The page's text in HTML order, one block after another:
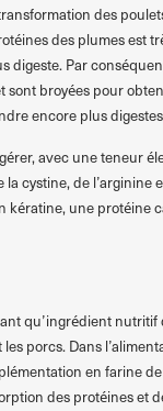
des
des plumes est
Par
broyées pour
encore plus
avec une teneur
cystine, de l’arginine
kératine, une protéine
qu’ingrédient nutritif
porcs. Dans
en farine
des protéines et